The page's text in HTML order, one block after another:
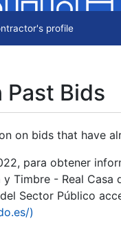
profile
Bids
on bids that have
para obtener
Timbre - Real
Sector Público
)